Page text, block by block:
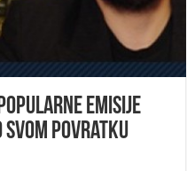
emisije
svom povratku